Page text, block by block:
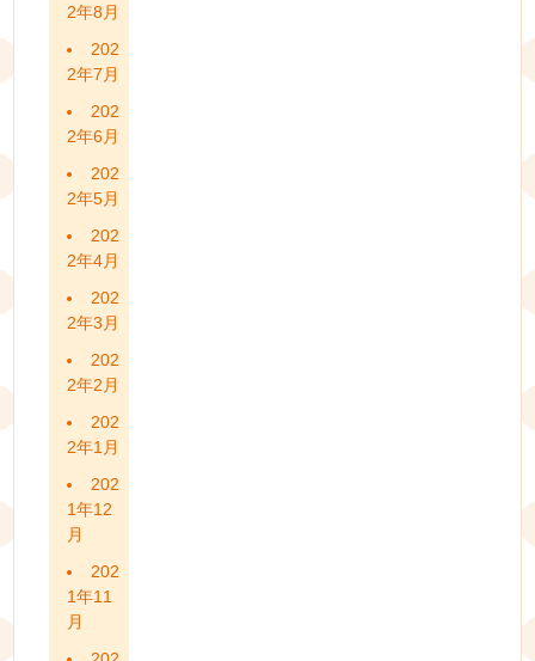
2年8月
202
2年7月
202
2年6月
202
2年5月
202
2年4月
202
2年3月
202
2年2月
202
2年1月
202
1年12
月
202
1年11
月